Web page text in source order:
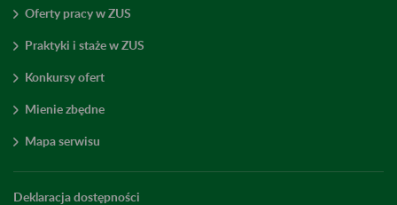
Oferty pracy w ZUS
Praktyki i staże w ZUS
Konkursy ofert
Mienie zbędne
Mapa serwisu
Deklaracja dostępności